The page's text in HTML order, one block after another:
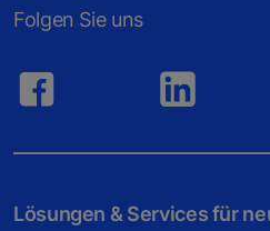
Folgen Sie uns
Lösungen & Services für